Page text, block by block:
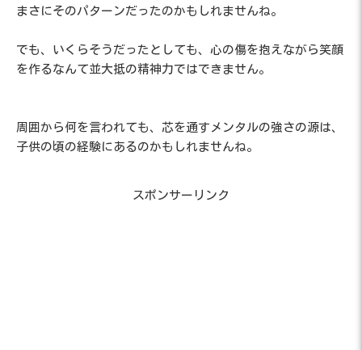
まさにそのパターンだったのかもしれませんね。
でも、いくらそうだったとしても、心の傷を抱えながら笑顔
を作るなんて並大抵の精神力ではできません。
周囲から何を言われても、芯を通すメンタルの強さの源は、
子供の頃の経験にあるのかもしれませんね。
スポンサーリンク